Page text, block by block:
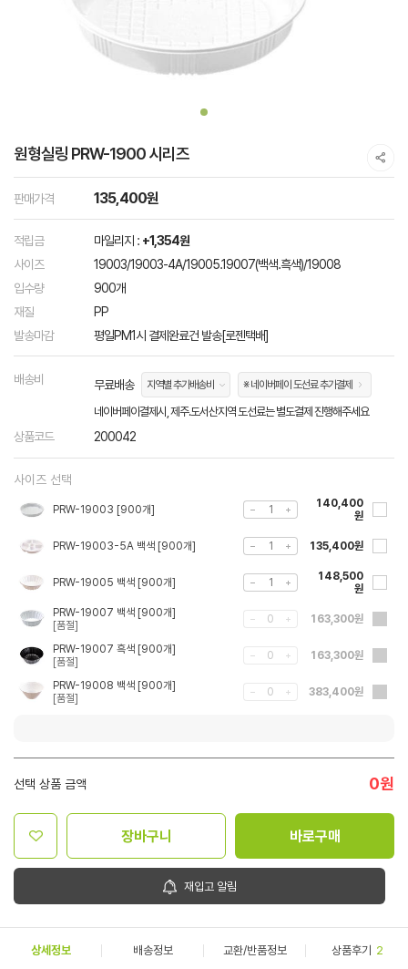
원형실링 PRW-1900 시리즈
판매가격 135,400원
적립금 마일리지 : +1,354원
사이즈
19003/19003-4A/19005.19007(백색.흑색)/19008
입수량
900개
재질
PP
발송마감
평일PM1시 결제완료건 발송[로젠택배]
배송비 무료배송 지역별 추가배송비 ※ 네이버페이 도선료 추가결제
네이버페이결제시, 제주.도서산지역 도선료는 별도결제 진행해주세요
상품코드 200042
사이즈 선택
PRW-19003 [900개]
140,400
원
PRW-19003-5A 백색 [900개] 135,400원
PRW-19005 백색 [900개]
148,500
원
PRW-19007 백색 [900개]
163,300원
PRW-19007 흑색 [900개] 163,300원
PRW-19008 백색 [900개] 383,400원
선택 상품 금액 0원
장바구니 바로구매
재입고 알림
상세정보 배송정보 교환/반품정보 상품후기 2